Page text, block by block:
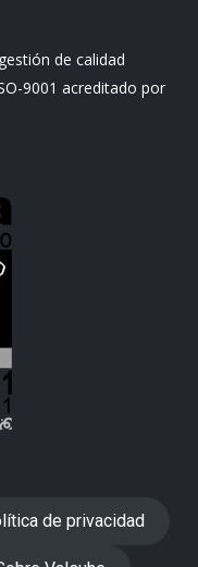
de calidad
9001 acreditado por
de privacidad